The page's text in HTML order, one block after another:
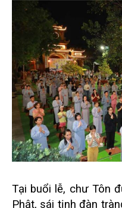
Tại buổi lễ, chư Tôn
Phật, sái tịnh đàn